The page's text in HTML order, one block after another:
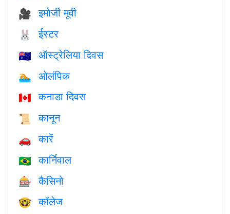
🎥 इमोजी मूवी
🐰 ईस्टर
🇦🇺 ऑस्ट्रेलिया दिवस
🏊 ओलंपिक
🇨🇦 कनाडा दिवस
📜 कानून
🚗 कारें
🇧🇷 कार्निवाल
🎰 कैसिनो
🤓 कॉलेज